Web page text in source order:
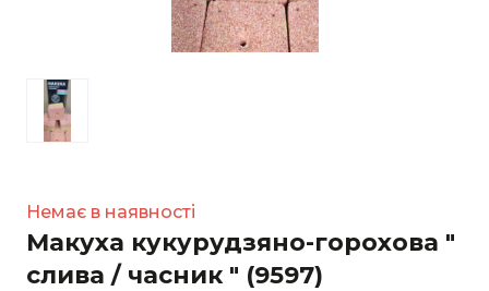
Немає в наявності
Макуха кукурудзяно-горохова "
слива / часник " (9597)